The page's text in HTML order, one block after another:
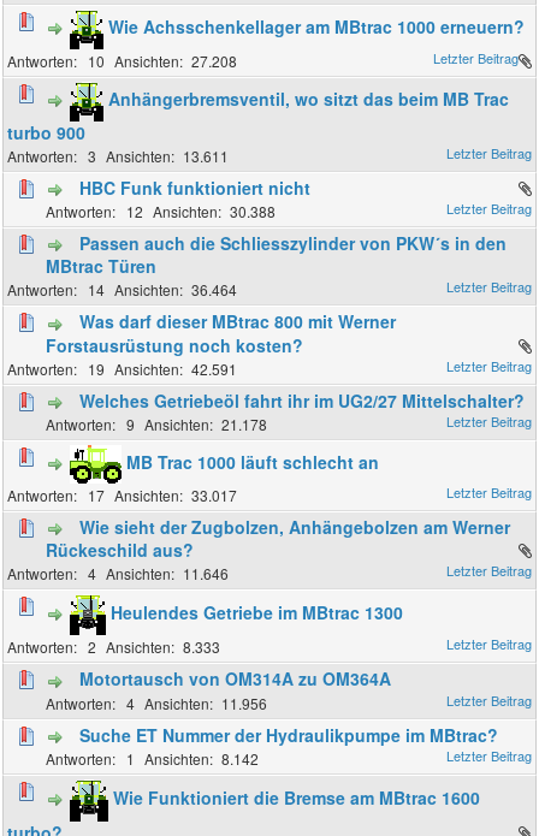
Wie Achsschenkellager am MBtrac 1000 erneuern?
10 27.208
Anhängerbremsventil, wo sitzt das beim MB Trac
turbo 900
3 13.611
HBC Funk funktioniert nicht
12 30.388
Passen auch die Schliesszylinder von PKW´s in den
MBtrac Türen
14 36.464
Was darf dieser MBtrac 800 mit Werner
Forstausrüstung noch kosten?
19 42.591
Welches Getriebeöl fahrt ihr im UG2/27 Mittelschalter?
9 21.178
MB Trac 1000 läuft schlecht an
17 33.017
Wie sieht der Zugbolzen, Anhängebolzen am Werner
Rückeschild aus?
4 11.646
Heulendes Getriebe im MBtrac 1300
2 8.333
Motortausch von OM314A zu OM364A
4 11.956
Suche ET Nummer der Hydraulikpumpe im MBtrac?
1 8.142
Wie Funktioniert die Bremse am MBtrac 1600